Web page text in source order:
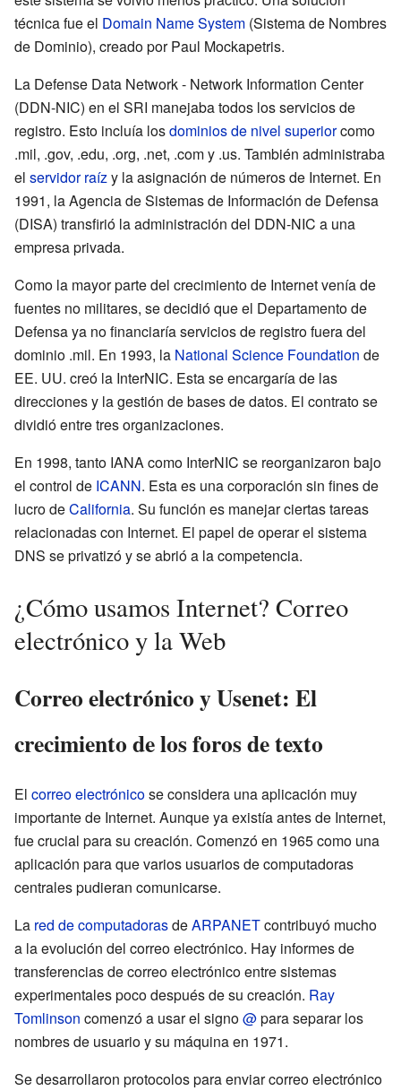
técnica fue el Domain Name System (Sistema de Nombres
de Dominio), creado por Paul Mockapetris.
La Defense Data Network - Network Information Center
(DDN-NIC) en el SRI manejaba todos los servicios de
registro. Esto incluía losdominios de nivel superiorcomo
.mil, .gov, .edu, .org, .net, .com y .us. También administraba
el servidor raízy la asignación de números de Internet. En
1991, la Agencia de Sistemas de Información de Defensa
(DISA) transfirió la administración del DDN-NIC a una
empresa privada.
Como la mayor parte del crecimiento de Internet venía de
fuentes no militares, se decidió que el Departamento de
Defensa ya no financiaría servicios de registro fuera del
dominio .mil. En 1993, la National Science Foundation de
EE. UU. creó la InterNIC. Esta se encargaría de las
direcciones y la gestión de bases de datos. El contrato se
dividió entre tres organizaciones.
En 1998, tanto IANA como InterNIC se reorganizaron bajo
el control de ICANN. Esta es una corporación sin fines de
lucro deCalifornia. Su función es manejar ciertas tareas
relacionadas con Internet. El papel de operar el sistema
DNS se privatizó y se abrió a la competencia.
¿Cómo usamos Internet? Correo
electrónico y la Web
Correo electrónico y Usenet: El
crecimiento de los foros de texto
El correo electrónicose considera una aplicación muy
importante de Internet. Aunque ya existía antes de Internet,
fue crucial para su creación. Comenzó en 1965 como una
aplicación para que varios usuarios de computadoras
centrales pudieran comunicarse.
La red de computadorasdeARPANETcontribuyó mucho
a la evolución del correo electrónico. Hay informes de
transferencias de correo electrónico entre sistemas
experimentales poco después de su creación. Ray
Tomlinson comenzó a usar el signo@para separar los
nombres de usuario y su máquina en 1971.
Se desarrollaron protocolos para enviar correo electrónico